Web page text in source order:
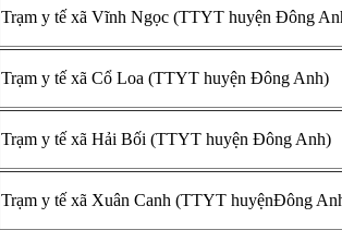
Trạm y tế xã Vĩnh Ngọc (TTYT huyện Đông
Trạm y tế xã Cổ Loa (TTYT huyện Đông Anh)
Trạm y tế xã Hải Bối (TTYT huyện Đông Anh)
Trạm y tế xã Xuân Canh (TTYT huyệnĐông